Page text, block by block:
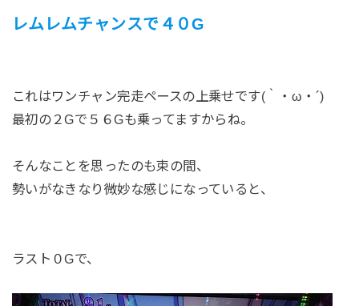
レムレムチャンスで４０G
これはワンチャン完走ペースの上乗せです(｀・ω・´)
最初の２Gで５６Gも乗ってますからね。
そんなことを思ったのも束の間、
勢いがなきなり微妙な感じになっていると、
ラスト０Gで、